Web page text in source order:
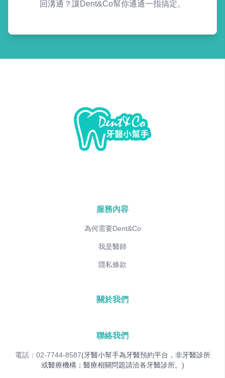
回溝通？讓Dent&Co幫你通通一指搞定。
服務內容
為何需要Dent&Co
我是醫師
隱私條款
關於我們
聯絡我們
電話：02-7744-8587(牙醫小幫手為牙醫預約平台，非牙醫診所
或醫療機構；醫療相關問題請洽各牙醫診所。)